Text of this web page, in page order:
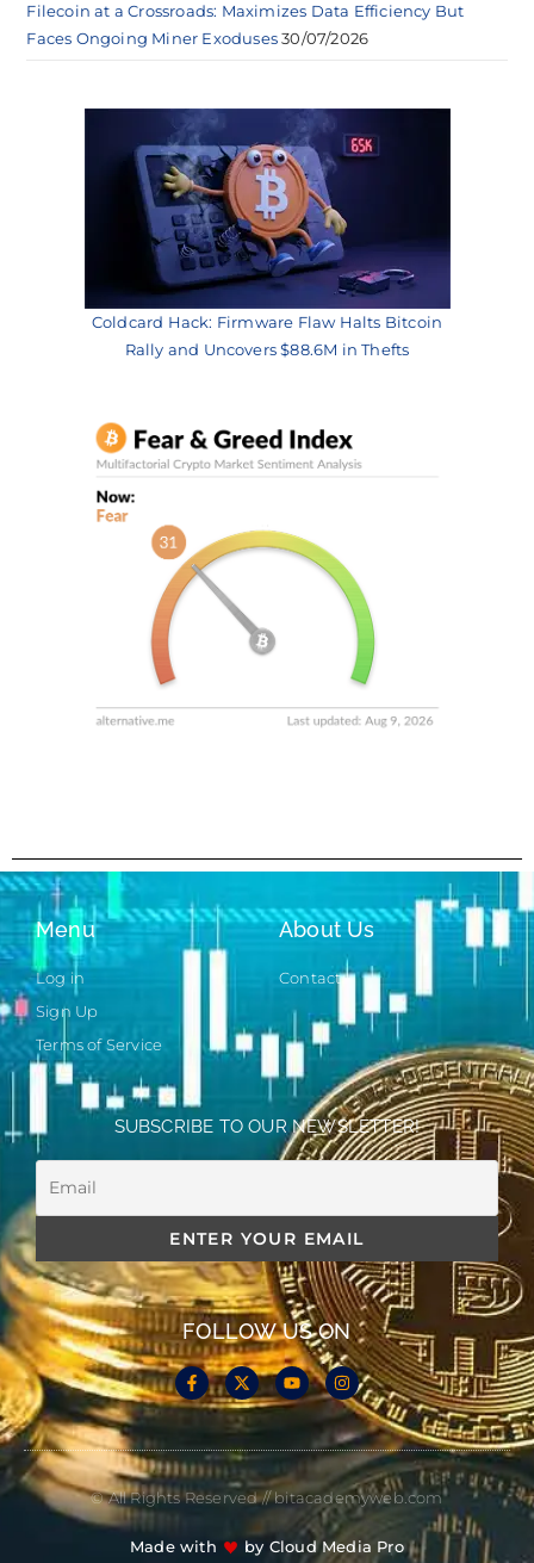
Filecoin at a Crossroads: Maximizes Data Efficiency But
Faces Ongoing Miner Exoduses 30/07/2026
Coldcard Hack: Firmware Flaw Halts Bitcoin
Rally and Uncovers $88.6M in Thefts
Menu
Log in
Sign Up
Terms of Service
About Us
Contact
SUBSCRIBE TO OUR NEWSLETTER!
FOLLOW US ON
© All Rights Reserved // bitacademyweb.com
Made with by Cloud Media Pro